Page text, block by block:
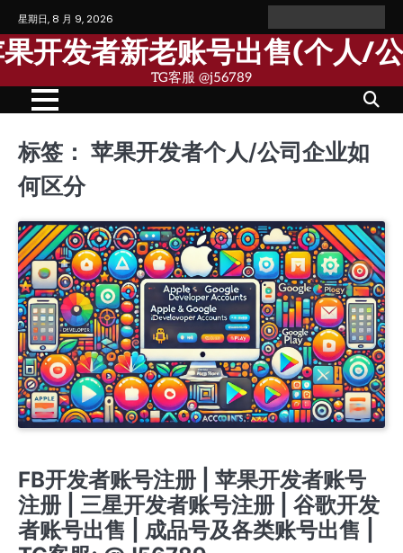
Skip
to
content
星期日, 8 月 9, 2026
AccountAccount
果
个
人
号
果
公
司
发
者
开发者新老账号出售(个人/
TG客服 @j56789
标签： 苹果开发者个人/公司企业如
何区分
FB开发者账号注册 | 苹果开发者账号
注册 | 三星开发者账号注册 | 谷歌开发
者账号出售 | 成品号及各类账号出售 |